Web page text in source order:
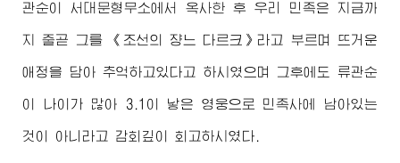
관순이 서대문형무소에서 옥사한 후 우리 민족은 지금까
지 줄곧 그를 《조선의 쟝느 다르크》라고 부르며 뜨거운
애정을 담아 추억하고있다고 하시였으며 그후에도 류관순
이 나이가 많아 3.1이 낳은 영웅으로 민족사에 남아있는
것이 아니라고 감회깊이 회고하시였다.